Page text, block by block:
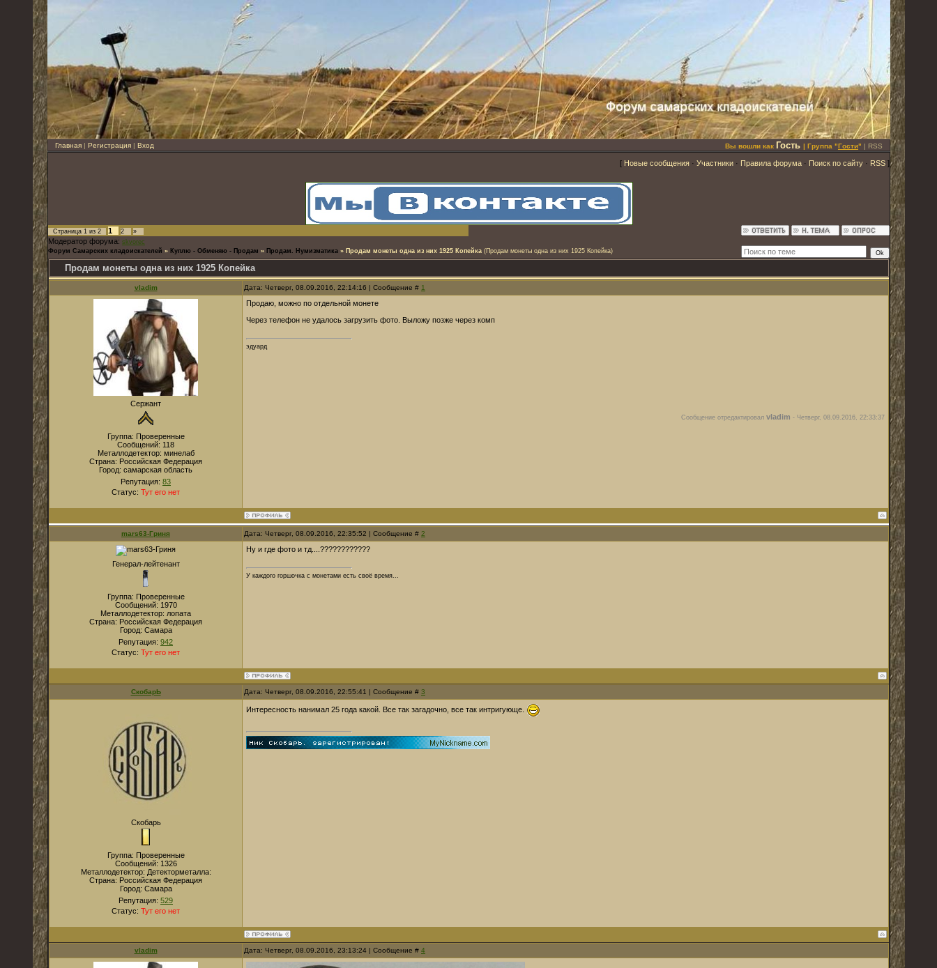
Главная | Регистрация | Вход Вы вошли как Гость | Группа "Гости" | RSS
[ Новые сообщения · Участники · Правила форума · Поиск по сайту · RSS ]
Страница 1 из 2 1 2 »
Модератор форума: skvorec
Форум Самарских кладоискателей » Куплю - Обменяю - Продам » Продам. Нумизматика » Продам монеты одна из них 1925 Копейка (Продам монеты одна из них 1925 Копейка)
Продам монеты одна из них 1925 Копейка
vladim Дата: Четверг, 08.09.2016, 22:14:16 | Сообщение # 1
Сержант
Группа: Проверенные
Сообщений: 118
Металлодетектор: минелаб
Страна: Российская Федерация
Город: самарская область
Репутация: 83
Статус: Тут его нет
Продаю, можно по отдельной монете
Через телефон не удалось загрузить фото. Выложу позже через комп
эдуард
Сообщение отредактировал vladim - Четверг, 08.09.2016, 22:33:37
mars63-Гриня Дата: Четверг, 08.09.2016, 22:35:52 | Сообщение # 2
Генерал-лейтенант
Группа: Проверенные
Сообщений: 1970
Металлодетектор: лопата
Страна: Российская Федерация
Город: Самара
Репутация: 942
Статус: Тут его нет
Ну и где фото и тд....????????????
У каждого горшочка с монетами есть своё время...
СкобарЬ Дата: Четверг, 08.09.2016, 22:55:41 | Сообщение # 3
Скобарь
Группа: Проверенные
Сообщений: 1326
Металлодетектор: Детекторметалла:
Страна: Российская Федерация
Город: Самара
Репутация: 529
Статус: Тут его нет
Интересность нанимал 25 года какой. Все так загадочно, все так интригующе.
vladim Дата: Четверг, 08.09.2016, 23:13:24 | Сообщение # 4